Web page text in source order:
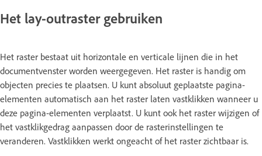
Het lay-outraster gebruiken
Het raster bestaat uit horizontale en verticale lijnen die in het
documentvenster worden weergegeven. Het raster is handig om
objecten precies te plaatsen. U kunt absoluut geplaatste pagina-
elementen automatisch aan het raster laten vastklikken wanneer u
deze pagina-elementen verplaatst. U kunt ook het raster wijzigen of
het vastklikgedrag aanpassen door de rasterinstellingen te
veranderen. Vastklikken werkt ongeacht of het raster zichtbaar is.